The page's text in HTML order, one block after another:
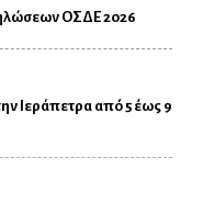
ΟΣΔΕ 2026
Ιεράπετρα από 5 έως 9